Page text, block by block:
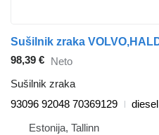
98,39 € Neto
Sušilnik zraka
93096 92048 70369129
diesel
Estonija, Tallinn